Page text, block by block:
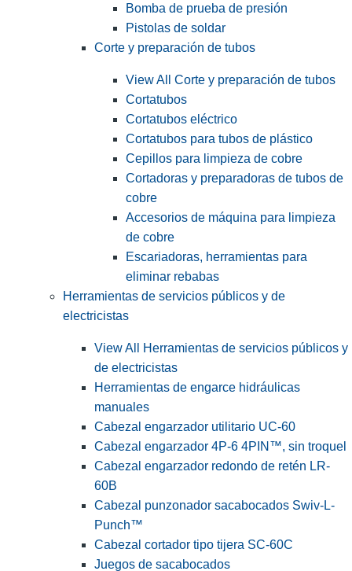
Bomba de prueba de presión
Pistolas de soldar
Corte y preparación de tubos
View All Corte y preparación de tubos
Cortatubos
Cortatubos eléctrico
Cortatubos para tubos de plástico
Cepillos para limpieza de cobre
Cortadoras y preparadoras de tubos de
cobre
Accesorios de máquina para limpieza
de cobre
Escariadoras, herramientas para
eliminar rebabas
Herramientas de servicios públicos y de
electricistas
View All Herramientas de servicios públicos y
de electricistas
Herramientas de engarce hidráulicas
manuales
Cabezal engarzador utilitario UC-60
Cabezal engarzador 4P-6 4PIN™, sin troquel
Cabezal engarzador redondo de retén LR-
60B
Cabezal punzonador sacabocados Swiv-L-
Punch™
Cabezal cortador tipo tijera SC-60C
Juegos de sacabocados